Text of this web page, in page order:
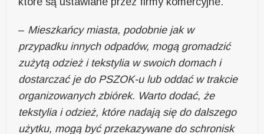
– Mieszkańcy miasta, podobnie jak w
przypadku innych odpadów, mogą gromadzić
zużytą odzież i tekstylia w swoich domach i
dostarczać je do PSZOK-u lub oddać w trakcie
organizowanych zbiórek. Warto dodać, że
tekstylia i odzież, które nadają się do dalszego
użytku, mogą być przekazywane do schronisk